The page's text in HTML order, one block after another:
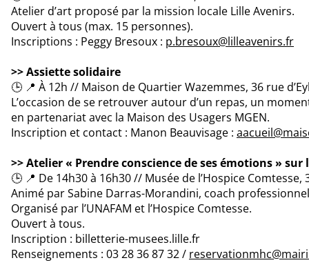
Atelier d’art proposé par la mission locale Lille Avenirs.
Ouvert à tous (max. 15 personnes).
Inscriptions : Peggy Bresoux : p.bresoux@lilleavenirs.fr
>> Assiette solidaire
🕒 📍 À 12h // Maison de Quartier Wazemmes, 36 rue
L’occasion de se retrouver autour d’un repas, un
en partenariat avec la Maison des Usagers MGEN.
Inscription et contact : Manon Beauvisage :
>> Atelier « Prendre conscience de ses émotions »
🕒 📍 De 14h30 à 16h30 // Musée de l’Hospice
Animé par Sabine Darras-Morandini, coach
Organisé par l’UNAFAM et l’Hospice Comtesse.
Ouvert à tous.
Inscription : billetterie-musees.lille.fr
Renseignements : 03 28 36 87 32 /